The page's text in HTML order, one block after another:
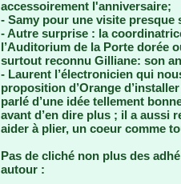
accessoirement l'anniversaire;
- Samy pour une visite presque
- Autre surprise : la
l’Auditorium de la Porte dorée
surtout reconnu Gilliane: son
- Laurent l’électronicien qui
proposition d’Orange
parlé d’une idée tellement
avant d’en dire plus ; il a aussi
aider à plier, un coeur comme
Pas de cliché non plus des
autour :